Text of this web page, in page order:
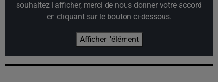
souhaitez l'afficher, merci de nous donner votre accord
en cliquant sur le bouton ci-dessous.
Afficher l'élément